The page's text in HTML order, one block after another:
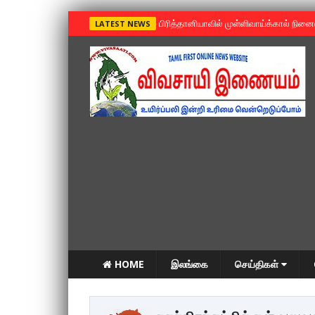
LATEST NEWS »பிரித்தானியாவில் முள்ளிவாய்க்கால்
HOME இலங்கை செய்திகள்